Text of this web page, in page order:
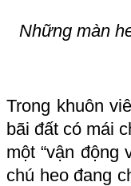
Những màn
Trong khuôn
bãi đất có mái
một “vận động
chú heo đang